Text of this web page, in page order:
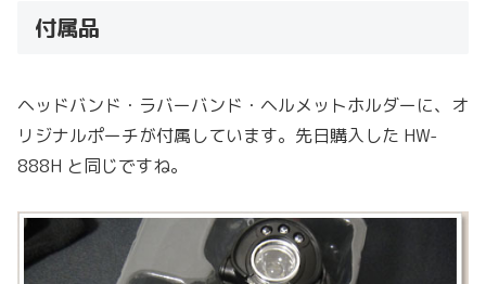
付属品
ヘッドバンド・ラバーバンド・ヘルメットホルダーに、オ
リジナルポーチが付属しています。先日購入した HW-
888H と同じですね。